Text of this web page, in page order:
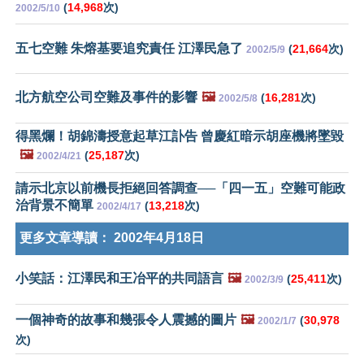
2002/5/10 (14,968次)
五七空難 朱熔基要追究責任 江澤民急了 2002/5/9 (21,664次)
北方航空公司空難及事件的影響 🖼️ 2002/5/8 (16,281次)
得黑爛！胡錦濤授意起草江訃告 曾慶紅暗示胡座機將墜毀
🖼️ 2002/4/21 (25,187次)
請示北京以前機長拒絕回答調查──「四一五」空難可能政
治背景不簡單 2002/4/17 (13,218次)
更多文章導讀： 2002年4月18日
小笑話：江澤民和王冶平的共同語言 🖼️ 2002/3/9 (25,411次)
一個神奇的故事和幾張令人震撼的圖片 🖼️ 2002/1/7 (30,978
次)